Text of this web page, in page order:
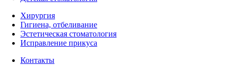
Хирургия
Гигиена, отбеливание
Эстетическая стоматология
Исправление прикуса
Контакты